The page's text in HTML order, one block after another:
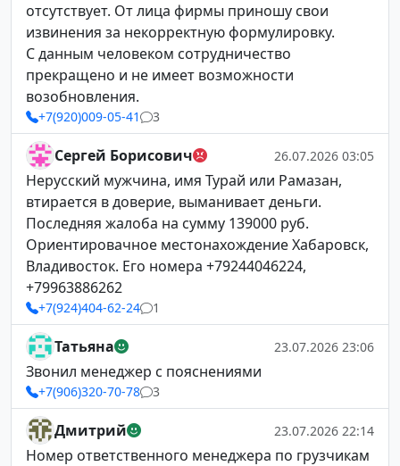
отсутствует. От лица фирмы приношу свои
извинения за некорректную формулировку.
С данным человеком сотрудничество
прекращено и не имеет возможности
возобновления.
+7(920)009-05-41 3
Сергей Борисович 26.07.2026 03:05
Нерусский мужчина, имя Турай или Рамазан,
втирается в доверие, выманивает деньги.
Последняя жалоба на сумму 139000 руб.
Ориентировачное местонахождение Хабаровск,
Владивосток. Его номера +79244046224,
+79963886262
+7(924)404-62-24 1
Татьяна 23.07.2026 23:06
Звонил менеджер с пояснениями
+7(906)320-70-78 3
Дмитрий 23.07.2026 22:14
Номер ответственного менеджера по грузчикам